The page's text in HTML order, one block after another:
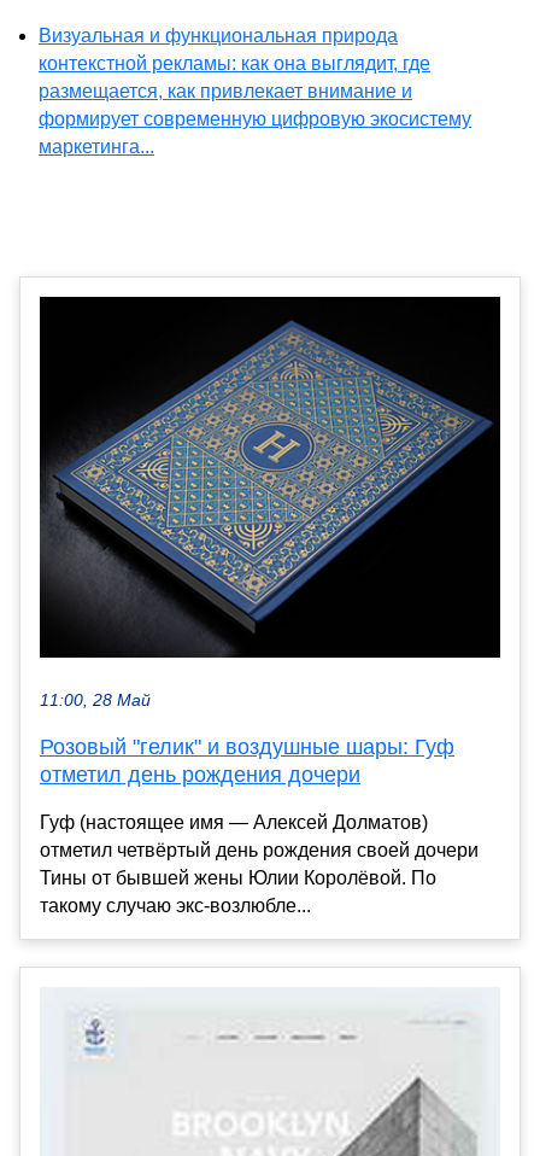
Визуальная и функциональная природа
контекстной рекламы: как она выглядит, где
размещается, как привлекает внимание и
формирует современную цифровую экосистему
маркетинга...
11:00, 28 Май
Розовый "гелик" и воздушные шары: Гуф
отметил день рождения дочери
Гуф (настоящее имя — Алексей Долматов)
отметил четвёртый день рождения своей дочери
Тины от бывшей жены Юлии Королёвой. По
такому случаю экс-возлюбле...